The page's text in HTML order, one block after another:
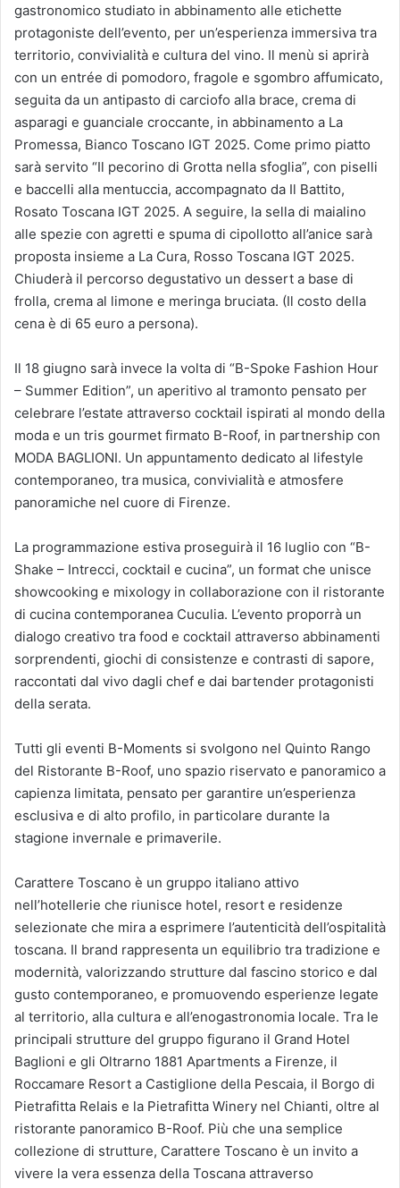
gastronomico studiato in abbinamento alle etichette
protagoniste dell’evento, per un’esperienza immersiva tra
territorio, convivialità e cultura del vino. Il menù si aprirà
con un entrée di pomodoro, fragole e sgombro affumicato,
seguita da un antipasto di carciofo alla brace, crema di
asparagi e guanciale croccante, in abbinamento a La
Promessa, Bianco Toscano IGT 2025. Come primo piatto
sarà servito “Il pecorino di Grotta nella sfoglia”, con piselli
e baccelli alla mentuccia, accompagnato da Il Battito,
Rosato Toscana IGT 2025. A seguire, la sella di maialino
alle spezie con agretti e spuma di cipollotto all’anice sarà
proposta insieme a La Cura, Rosso Toscana IGT 2025.
Chiuderà il percorso degustativo un dessert a base di
frolla, crema al limone e meringa bruciata. (Il costo della
cena è di 65 euro a persona).
Il 18 giugno sarà invece la volta di “B-Spoke Fashion Hour
– Summer Edition”, un aperitivo al tramonto pensato per
celebrare l’estate attraverso cocktail ispirati al mondo della
moda e un tris gourmet firmato B-Roof, in partnership con
MODA BAGLIONI. Un appuntamento dedicato al lifestyle
contemporaneo, tra musica, convivialità e atmosfere
panoramiche nel cuore di Firenze.
La programmazione estiva proseguirà il 16 luglio con “B-
Shake – Intrecci, cocktail e cucina”, un format che unisce
showcooking e mixology in collaborazione con il ristorante
di cucina contemporanea Cuculia. L’evento proporrà un
dialogo creativo tra food e cocktail attraverso abbinamenti
sorprendenti, giochi di consistenze e contrasti di sapore,
raccontati dal vivo dagli chef e dai bartender protagonisti
della serata.
Tutti gli eventi B-Moments si svolgono nel Quinto Rango
del Ristorante B-Roof, uno spazio riservato e panoramico a
capienza limitata, pensato per garantire un’esperienza
esclusiva e di alto profilo, in particolare durante la
stagione invernale e primaverile.
Carattere Toscano è un gruppo italiano attivo
nell’hotellerie che riunisce hotel, resort e residenze
selezionate che mira a esprimere l’autenticità dell’ospitalità
toscana. Il brand rappresenta un equilibrio tra tradizione e
modernità, valorizzando strutture dal fascino storico e dal
gusto contemporaneo, e promuovendo esperienze legate
al territorio, alla cultura e all’enogastronomia locale. Tra le
principali strutture del gruppo figurano il Grand Hotel
Baglioni e gli Oltrarno 1881 Apartments a Firenze, il
Roccamare Resort a Castiglione della Pescaia, il Borgo di
Pietrafitta Relais e la Pietrafitta Winery nel Chianti, oltre al
ristorante panoramico B-Roof. Più che una semplice
collezione di strutture, Carattere Toscano è un invito a
vivere la vera essenza della Toscana attraverso